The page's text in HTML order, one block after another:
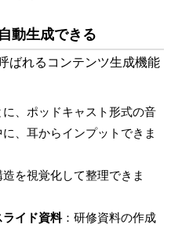
動生成できる
ばれるコンテンツ生成機能
、ポッドキャスト形式の音
、耳からインプットできま
を視覚化して整理できま
イド資料：研修資料の作成